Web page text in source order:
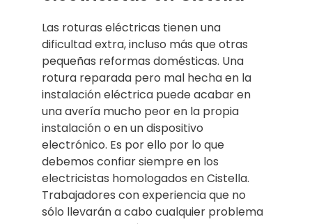
Las roturas eléctricas tienen una
dificultad extra, incluso más que otras
pequeñas reformas domésticas. Una
rotura reparada pero mal hecha en la
instalación eléctrica puede acabar en
una avería mucho peor en la propia
instalación o en un dispositivo
electrónico. Es por ello por lo que
debemos confiar siempre en los
electricistas homologados en Cistella.
Trabajadores con experiencia que no
sólo llevarán a cabo cualquier problema